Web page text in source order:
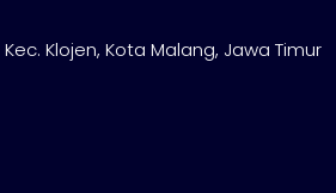
Kec. Klojen, Kota Malang, Jawa Timur